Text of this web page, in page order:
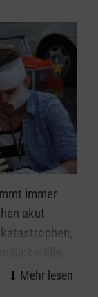
immer
akut
bei allen